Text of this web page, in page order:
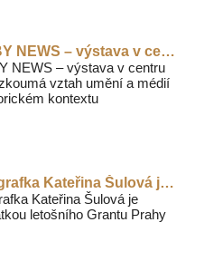
HIT BY NEWS – výstava v centru DOX zkoumá vztah umění a médií v historickém kontextu
NEWS – výstava v centru
vztah umění a médií
kontextu
Fotografka Kateřina Šulová je laureátkou letošního Grantu Prahy
Kateřina Šulová je
letošního Grantu Prahy